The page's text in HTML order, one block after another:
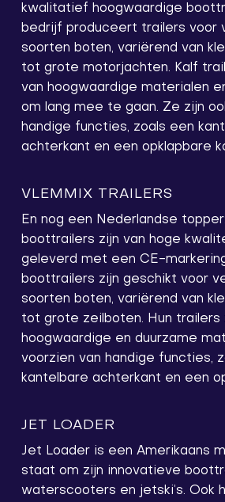
kwalitatief hoogwaardige
bedrijf produceert trailers voor
soorten boten, variërend van
tot grote motorjachten. Kalf
van hoogwaardige materialen
om lang mee te gaan. Ze zijn
handige functies, zoals een
achterkant en een opklapbare
VLEMMIX TRAILERS
En nog een Nederlandse
boottrailers zijn van hoge
geleverd met een CE-
boottrailers zijn geschikt voor
soorten boten, variërend van
tot grote zeilboten. Hun trailers
hoogwaardige en duurzame
voorzien van handige functies,
kantelbare achterkant en een
JET LOADER
Jet Loader is een Amerikaans
staat om zijn innovatieve
waterscooters en jetski’s. Ook